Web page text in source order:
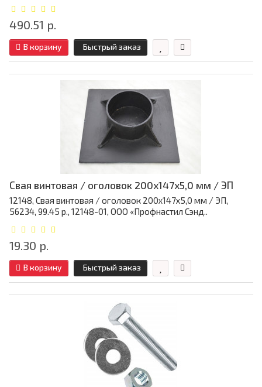
490.51 р.
В корзину Быстрый заказ
Свая винтовая / оголовок 200x147x5,0 мм / ЭП
12148, Свая винтовая / оголовок 200x147x5,0 мм / ЭП,
56234, 99.45 р., 12148-01, ООО «Профнастил Сэнд..
19.30 р.
В корзину Быстрый заказ